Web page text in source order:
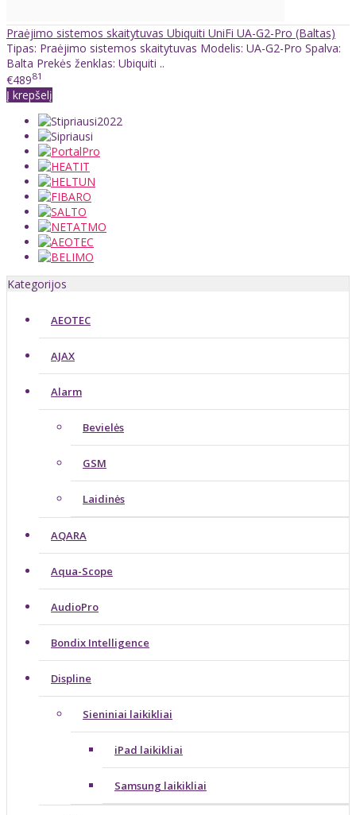
Praėjimo sistemos skaitytuvas Ubiquiti UniFi UA-G2-Pro (Baltas)
Tipas: Praėjimo sistemos skaitytuvas Modelis: UA-G2-Pro Spalva:
Balta Prekės ženklas: Ubiquiti ..
€48981
Į krepšelį
Kategorijos
AEOTEC
AJAX
Alarm
Bevielės
GSM
Laidinės
AQARA
Aqua-Scope
AudioPro
Bondix Intelligence
Displine
Sieniniai laikikliai
iPad laikikliai
Samsung laikikliai